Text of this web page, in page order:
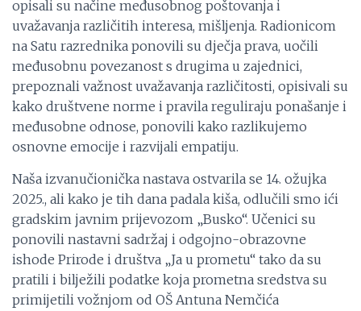
opisali su načine međusobnog poštovanja i
uvažavanja različitih interesa, mišljenja. Radionicom
na Satu razrednika ponovili su dječja prava, uočili
međusobnu povezanost s drugima u zajednici,
prepoznali važnost uvažavanja različitosti, opisivali su
kako društvene norme i pravila reguliraju ponašanje i
međusobne odnose, ponovili kako razlikujemo
osnovne emocije i razvijali empatiju.
Naša izvanučionička nastava ostvarila se 14. ožujka
2025., ali kako je tih dana padala kiša, odlučili smo ići
gradskim javnim prijevozom „Busko“. Učenici su
ponovili nastavni sadržaj i odgojno-obrazovne
ishode Prirode i društva „Ja u prometu“ tako da su
pratili i bilježili podatke koja prometna sredstva su
primijetili vožnjom od OŠ Antuna Nemčića